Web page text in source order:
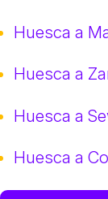
Huesca a
Huesca a
Huesca a
Huesca a